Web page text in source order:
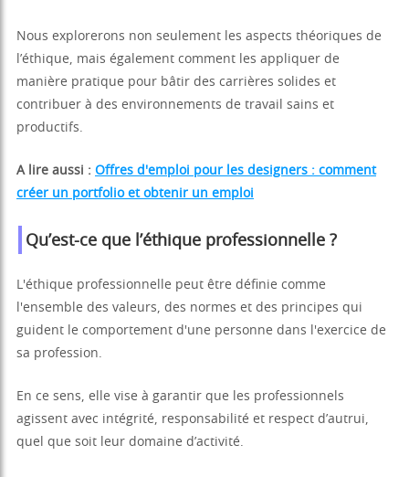
Nous explorerons non seulement les aspects théoriques de
l’éthique, mais également comment les appliquer de
manière pratique pour bâtir des carrières solides et
contribuer à des environnements de travail sains et
productifs.
A lire aussi : Offres d'emploi pour les designers : comment
créer un portfolio et obtenir un emploi
Qu’est-ce que l’éthique professionnelle ?
L'éthique professionnelle peut être définie comme
l'ensemble des valeurs, des normes et des principes qui
guident le comportement d'une personne dans l'exercice de
sa profession.
En ce sens, elle vise à garantir que les professionnels
agissent avec intégrité, responsabilité et respect d’autrui,
quel que soit leur domaine d’activité.